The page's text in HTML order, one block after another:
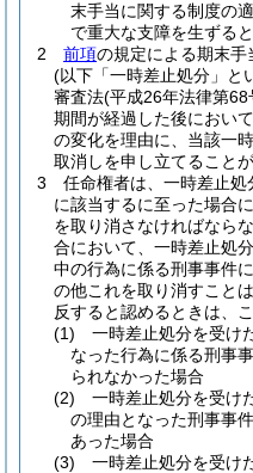
末手当に関する制度の
で重大な支障を生ずる
2
前項の規定による期末
(以下「一時差止処分」と
審査法(平成26年法律第68
期間が経過した後におい
の変化を理由に、当該一
取消しを申し立てることが
3
任命権者は、一時差止処
に該当するに至った場合
を取り消さなければならな
合において、一時差止処
中の行為に係る刑事事件
の他これを取り消すこと
反すると認めるときは、
(1)
一時差止処分を受け
なった行為に係る刑事
られなかった場合
(2)
一時差止処分を受け
の理由となった刑事事
あった場合
(3)
一時差止処分を受け